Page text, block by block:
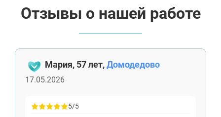
Отзывы о нашей работе
Мария, 57 лет,Домодедово
17.05.2026
5/5
Ликино-Дулёво
Можайск
Красноармейск
Волоколамск
Озёры
Кубинка